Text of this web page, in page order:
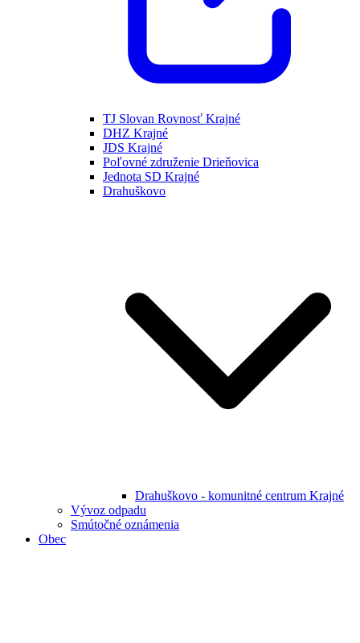
TJ Slovan Rovnosť Krajné
DHZ Krajné
JDS Krajné
Poľovné združenie Drieňovica
Jednota SD Krajné
Drahuškovo
Drahuškovo - komunitné centrum Krajné
Vývoz odpadu
Smútočné oznámenia
Obec